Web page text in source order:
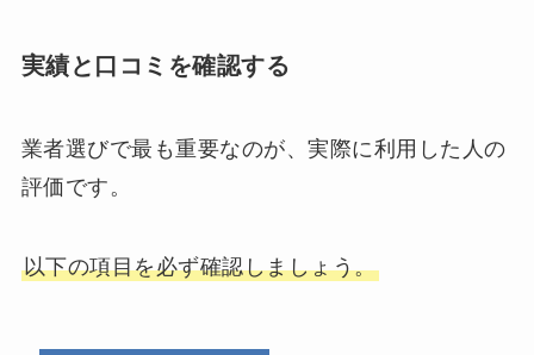
実績と口コミを確認する
業者選びで最も重要なのが、実際に利用した人の
評価です。
以下の項目を必ず確認しましょう。